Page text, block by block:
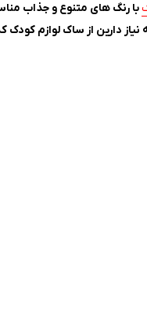
با رنگ های متنوع و جذاب مناسب برای کودکان سنین 3 تا 6 سال است که می
نیاز دارین از ساک لوازم